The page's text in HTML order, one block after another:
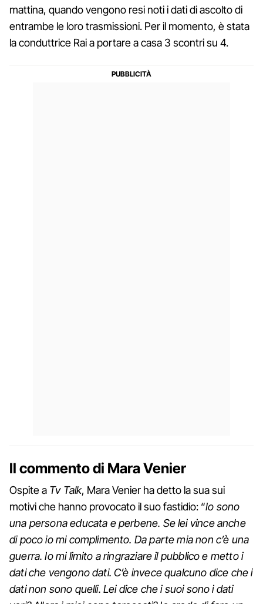
mattina, quando vengono resi noti i dati di ascolto di
entrambe le loro trasmissioni. Per il momento, è stata
la conduttrice Rai a portare a casa 3 scontri su 4.
Il commento di Mara Venier
Ospite a Tv Talk, Mara Venier ha detto la sua sui
motivi che hanno provocato il suo fastidio: “Io sono
una persona educata e perbene. Se lei vince anche
di poco io mi complimento. Da parte mia non c’è una
guerra. Io mi limito a ringraziare il pubblico e metto i
dati che vengono dati. C’è invece qualcuno dice che i
dati non sono quelli. Lei dice che i suoi sono i dati